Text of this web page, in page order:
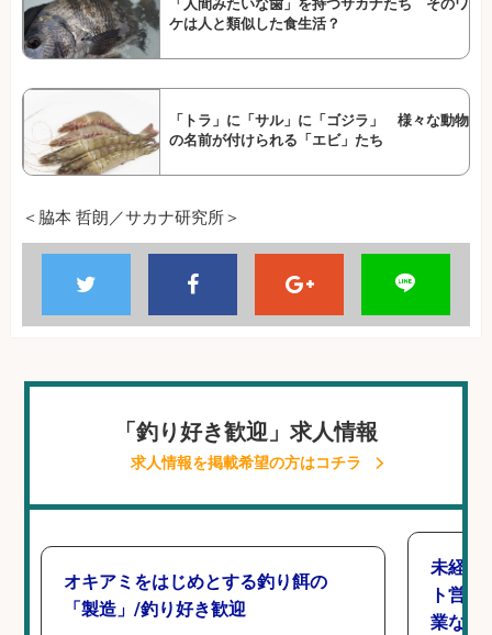
「人間みたいな歯」を持つサカナたち そのワ
ケは人と類似した食生活？
「トラ」に「サル」に「ゴジラ」 様々な動物
の名前が付けられる「エビ」たち
＜脇本 哲朗／サカナ研究所＞
「釣り好き歓迎」求人情報
求人情報を掲載希望の方はコチラ
オキアミをはじめとする釣り餌の
「製造」/釣り好き歓迎
未経験
ト営
業なし